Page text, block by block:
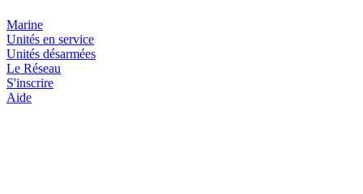
Marine
Unités en service
Unités désarmées
Le Réseau
S'inscrire
Aide